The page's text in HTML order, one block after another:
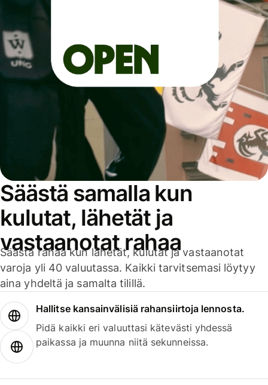
Säästä samalla kun
kulutat, lähetät ja
vastaanotat rahaa
Säästä rahaa kun lähetät, kulutat ja vastaanotat
varoja yli 40 valuutassa. Kaikki tarvitsemasi löytyy
aina yhdeltä ja samalta tilillä.
Hallitse kansainvälisiä rahansiirtoja lennosta.
Pidä kaikki eri valuuttasi kätevästi yhdessä
paikassa ja muunna niitä sekunneissa.